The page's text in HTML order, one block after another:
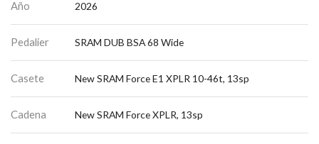
Año 2026
Pedalier SRAM DUB BSA 68 Wide
Casete New SRAM Force E1 XPLR 10-46t, 13sp
Cadena New SRAM Force XPLR, 13sp